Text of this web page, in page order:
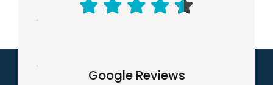
Google Reviews